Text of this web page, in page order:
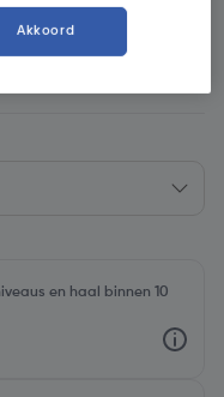
en haal binnen 10
Akkoord